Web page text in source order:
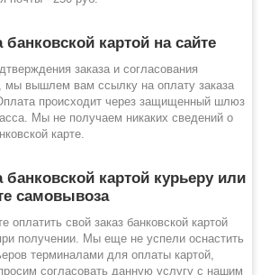
банковской картой на сайте
заказа и согласования
мы вышлем вам ссылку на оплату заказа
происходит через защищенный шлюз
Мы не получаем никаких сведений о
карте.
банковской картой курьеру или
самовывоза
оплатить свой заказ банковской картой
получении. Мы еще не успели оснастить
терминалами для оплаты картой,
согласовать данную услугу с нашим